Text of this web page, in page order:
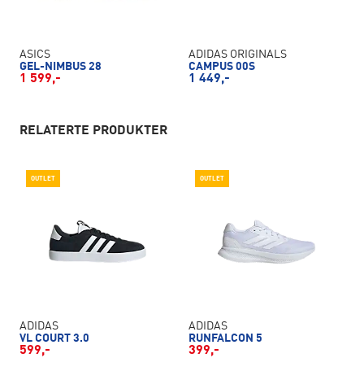
ASICS
GEL-NIMBUS 28
1 599,-
ADIDAS ORIGINALS
CAMPUS 00S
1 449,-
RELATERTE PRODUKTER
OUTLET
ADIDAS
VL COURT 3.0
599,-
OUTLET
ADIDAS
RUNFALCON 5
399,-